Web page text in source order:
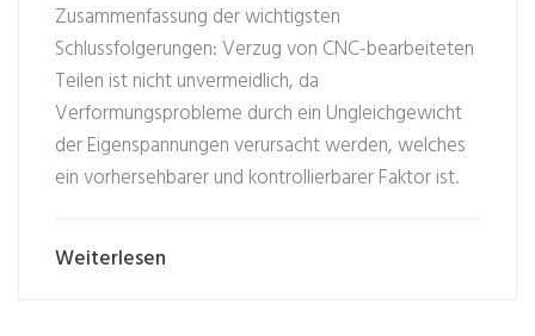
Zusammenfassung der wichtigsten
Schlussfolgerungen: Verzug von CNC-bearbeiteten
Teilen ist nicht unvermeidlich, da
Verformungsprobleme durch ein Ungleichgewicht
der Eigenspannungen verursacht werden, welches
ein vorhersehbarer und kontrollierbarer Faktor ist.
Weiterlesen